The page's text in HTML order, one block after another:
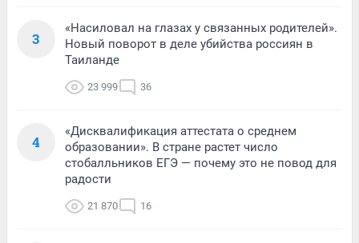
3
«Насиловал на глазах у связанных родителей».
Новый поворот в деле убийства россиян в
Таиланде
23 999 36
4
«Дисквалификация аттестата о среднем
образовании». В стране растет число
стобалльников ЕГЭ — почему это не повод для
радости
21 870 16